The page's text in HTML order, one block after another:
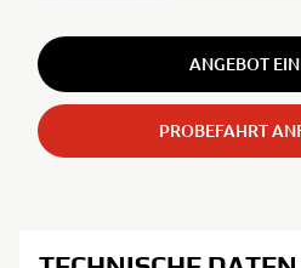
ANGEBOT
PROBEFAHRT